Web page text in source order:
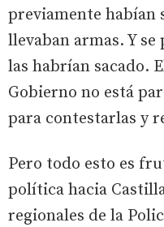
previamente habían
llevaban armas. Y
las habrían sacado.
Gobierno no está
para contestarlas y
Pero todo esto es
política hacia
regionales de la